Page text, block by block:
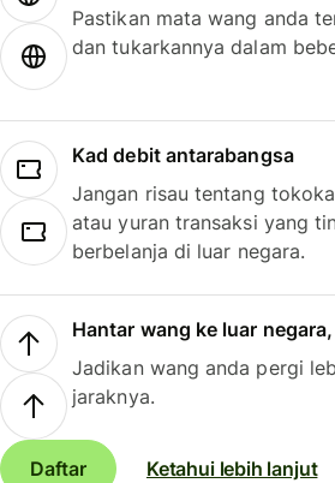
Pastikan mata wang anda
dan tukarkannya dalam
Kad debit antarabangsa
Jangan risau tentang
atau yuran transaksi yang
berbelanja di luar negara.
Hantar wang ke luar
Jadikan wang anda pergi
jaraknya.
Daftar Ketahui lebih lanjut